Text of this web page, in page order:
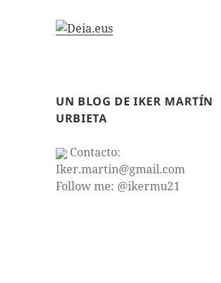
UN BLOG DE IKER MARTÍN
URBIETA
Contacto:
Iker.martin@gmail.com
Follow me: @ikermu21